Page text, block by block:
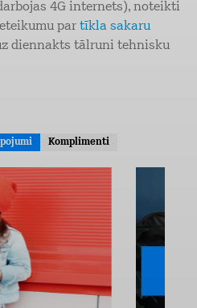
4G internets), noteikti
par tīkla sakaru
diennakts tālruni tehnisku
Komplimenti